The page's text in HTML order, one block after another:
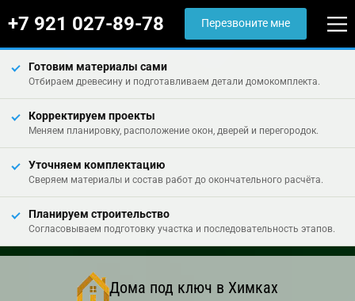
+7 921 027-89-78 Перезвоните мне
Готовим материалы сами
Отбираем древесину и подготавливаем детали домокомплекта.
Корректируем проекты
Меняем планировку, расположение окон, дверей и перегородок.
Уточняем комплектацию
Сверяем материалы и состав работ до окончательного расчёта.
Планируем строительство
Согласовываем подготовку участка и последовательность этапов.
Дома под ключ в Химках